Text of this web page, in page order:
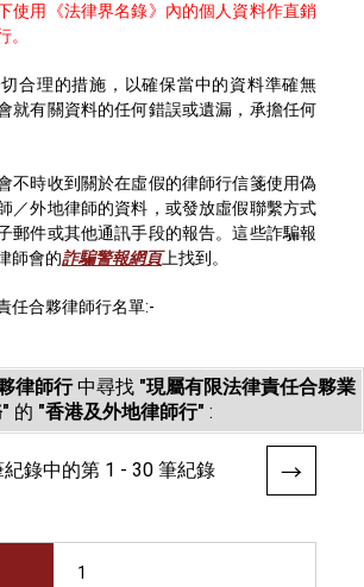
使用《法律界名錄》內的個人資料作直銷
。
合理的措施，以確保當中的資料準確無
就有關資料的任何錯誤或遺漏，承擔任何
不時收到關於在虛假的律師行信箋使用偽
／外地律師的資料，或發放虛假聯繫方式
郵件或其他通訊手段的報告。這些詐騙報
師會的詐騙警報網頁上找到。
任合夥律師行名單:-
律師行中尋找 "現屬有限法律責任合夥業
的 "香港及外地律師行" :
錄中的第 1 - 30 筆紀錄
1